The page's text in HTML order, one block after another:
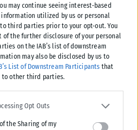
may continue seeing interest-based
information utilized by us or personal
third parties prior to your opt-out. You
of the further disclosure of your personal
on the IAB’s list of downstream
may also be disclosed by us to
List of Downstream Participants that
to other third parties.
app uses one or more Google
and store information including but not
and its third-party tags to use your data
Opt Outs
the Sharing of my
06/08/2026